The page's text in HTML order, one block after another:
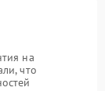
на
что